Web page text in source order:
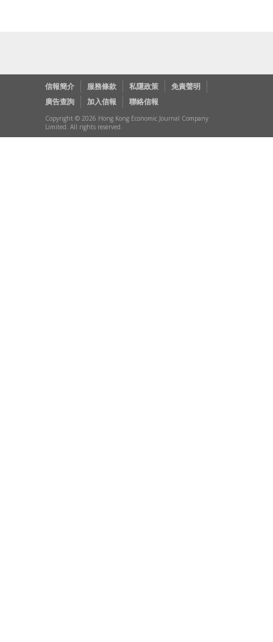
信報簡介 服務條款 私隱政策
免責聲明
廣告查詢
加入信報 聯絡信報
Copyright © 2026 Hong Kong Economic Journal Company
Limited. All rights reserved.